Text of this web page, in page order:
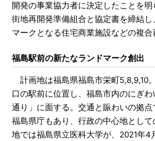
開発の事業協力者に決定したことを
街地再開発準備組合と協定書を締結
マークとなる住宅商業施設などの複合
福島駅前の新たなランドマーク創出
計画地は福島県福島市栄町5,8,9,10
口の駅前に位置し、福島市内のにぎ
通り」に面する。交通と賑わいの拠
福島県庁もあり、行政の中心地とし
地では福島県立医科大学が、2021年4